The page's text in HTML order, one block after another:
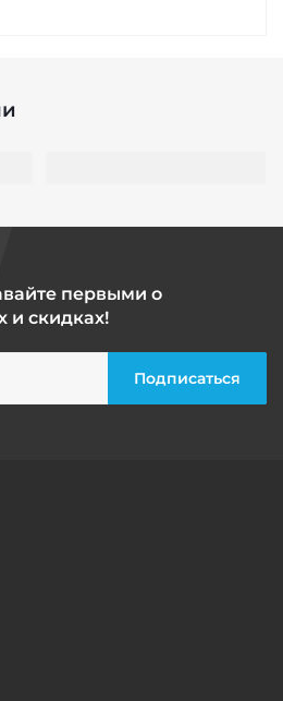
первыми о
и скидках!